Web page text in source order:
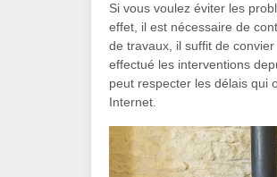
Si vous voulez éviter les
effet, il est nécessaire de
de travaux, il suffit de
effectué les interventions
peut respecter les délais qui
Internet.